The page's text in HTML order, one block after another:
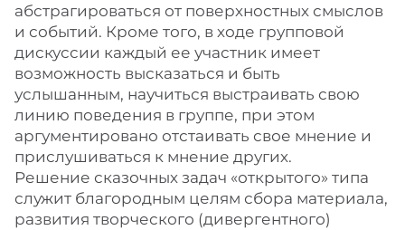
абстрагироваться от поверхностных смыслов
и событий. Кроме того, в ходе групповой
дискуссии каждый ее участник имеет
возможность высказаться и быть
услышанным, научиться выстраивать свою
линию поведения в группе, при этом
аргументировано отстаивать свое мнение и
прислушиваться к мнение других.
Решение сказочных задач «открытого» типа
служит благородным целям сбора материала,
развития творческого (дивергентного)